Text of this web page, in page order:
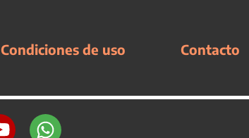
Condiciones de uso Contacto